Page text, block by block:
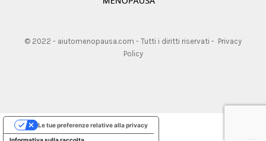
© 2022 - aiutomenopausa.com - Tutti i diritti riservati - Privacy
Policy
Le tue preferenze relative alla privacy